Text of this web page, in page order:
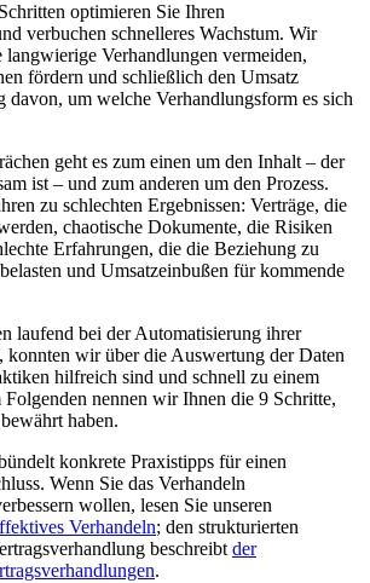
optimieren Sie Ihren
verbuchen schnelleres Wachstum. Wir
Verhandlungen vermeiden,
fördern und schließlich den Umsatz
davon, um welche Verhandlungsform es sich
geht es zum einen um den Inhalt – der
ist – und zum anderen um den Prozess.
zu schlechten Ergebnissen: Verträge, die
chaotische Dokumente, die Risiken
Erfahrungen, die die Beziehung zu
und Umsatzeinbußen für kommende
laufend bei der Automatisierung ihrer
konnten wir über die Auswertung der Daten
hilfreich sind und schnell zu einem
nennen wir Ihnen die 9 Schritte,
haben.
konkrete Praxistipps für einen
Wenn Sie das Verhandeln
wollen, lesen Sie unseren
Verhandeln; den strukturierten
beschreibt der
.